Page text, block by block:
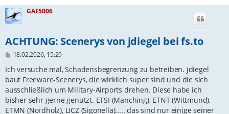
GAF5006
ACHTUNG: Scenerys von jdiegel bei fs.to
B
i
r
a
g
18.02.2026, 15:29
Ich versuche mal, Schadensbegrenzung zu betreiben. jdiegel
baut Freeware-Scenerys, die wirklich super sind und die sich
ausschließlich um Military-Airports drehen. Diese habe ich
bisher sehr gerne genutzt. ETSI (Manching), ETNT (Wittmund),
ETMN (Nordholz), LICZ (Sigonella)..... das sind nur einige seiner